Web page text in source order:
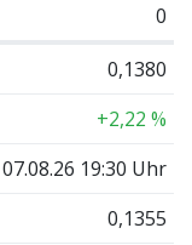
0
0,1380
+2,22 %
07.08.26 19:30 Uhr
0,1355